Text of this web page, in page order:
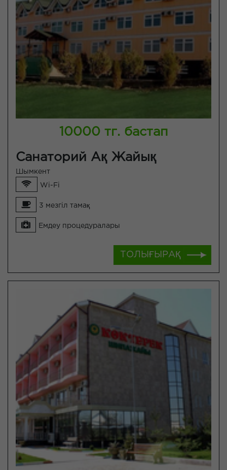
10000 тг. бастап
Санаторий Ақ Жайық
Шымкент
Wi-Fi
3 мезгіл тамақ
Емдеу процедуралары
ТОЛЫҒЫРАҚ